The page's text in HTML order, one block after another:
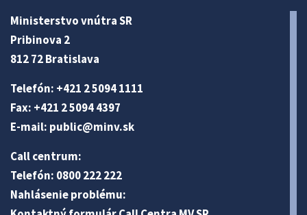
Ministerstvo vnútra SR
Pribinova 2
812 72 Bratislava
Telefón: +421 2 5094 1111
Fax: +421 2 5094 4397
E-mail: public@minv.sk
Call centrum:
Telefón: 0800 222 222
Nahlásenie problému: